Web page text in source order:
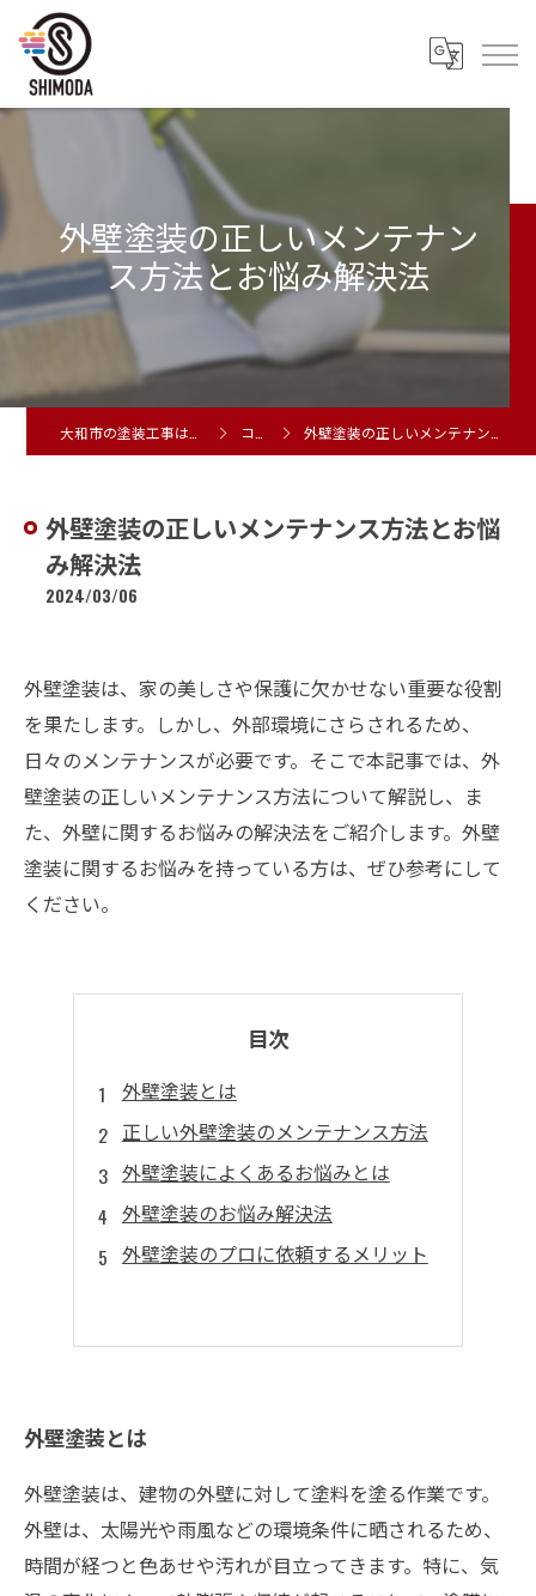
外壁塗装の正しいメンテナン
ス方法とお悩み解決法
コラム 外壁塗装の正しいメンテナンス方法とお悩み解決法
外壁塗装の正しいメンテナンス方法とお悩
み解決法
2024/03/06
外壁塗装は、家の美しさや保護に欠かせない重要な役割
を果たします。しかし、外部環境にさらされるため、
日々のメンテナンスが必要です。そこで本記事では、外
壁塗装の正しいメンテナンス方法について解説し、ま
た、外壁に関するお悩みの解決法をご紹介します。外壁
塗装に関するお悩みを持っている方は、ぜひ参考にして
ください。
目次
外壁塗装とは
正しい外壁塗装のメンテナンス方法
外壁塗装によくあるお悩みとは
外壁塗装のお悩み解決法
外壁塗装のプロに依頼するメリット
外壁塗装とは
外壁塗装は、建物の外壁に対して塗料を塗る作業です。
外壁は、太陽光や雨風などの環境条件に晒されるため、
時間が経つと色あせや汚れが目立ってきます。特に、気